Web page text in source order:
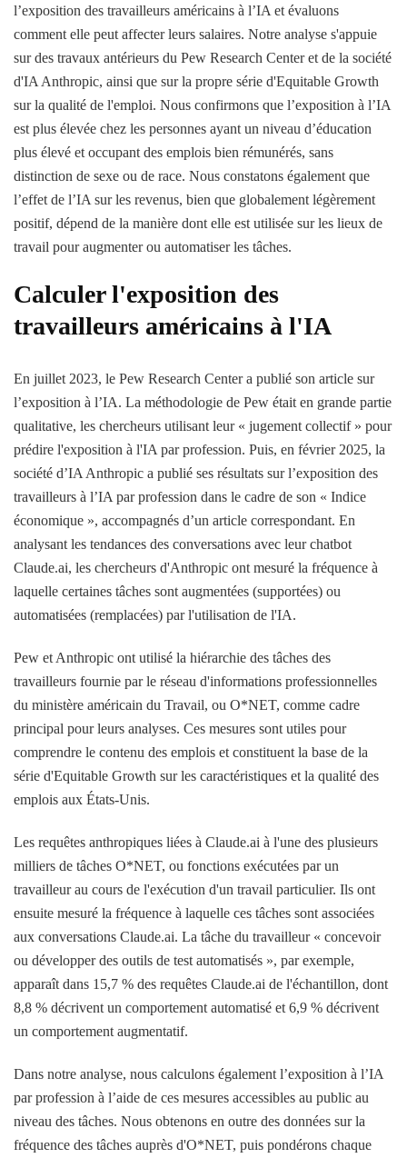
l’exposition des travailleurs américains à l’IA et évaluons
comment elle peut affecter leurs salaires. Notre analyse s'appuie
sur des travaux antérieurs du Pew Research Center et de la société
d'IA Anthropic, ainsi que sur la propre série d'Equitable Growth
sur la qualité de l'emploi. Nous confirmons que l’exposition à l’IA
est plus élevée chez les personnes ayant un niveau d’éducation
plus élevé et occupant des emplois bien rémunérés, sans
distinction de sexe ou de race. Nous constatons également que
l’effet de l’IA sur les revenus, bien que globalement légèrement
positif, dépend de la manière dont elle est utilisée sur les lieux de
travail pour augmenter ou automatiser les tâches.
Calculer l'exposition des
travailleurs américains à l'IA
En juillet 2023, le Pew Research Center a publié son article sur
l’exposition à l’IA. La méthodologie de Pew était en grande partie
qualitative, les chercheurs utilisant leur « jugement collectif » pour
prédire l'exposition à l'IA par profession. Puis, en février 2025, la
société d’IA Anthropic a publié ses résultats sur l’exposition des
travailleurs à l’IA par profession dans le cadre de son « Indice
économique », accompagnés d’un article correspondant. En
analysant les tendances des conversations avec leur chatbot
Claude.ai, les chercheurs d'Anthropic ont mesuré la fréquence à
laquelle certaines tâches sont augmentées (supportées) ou
automatisées (remplacées) par l'utilisation de l'IA.
Pew et Anthropic ont utilisé la hiérarchie des tâches des
travailleurs fournie par le réseau d'informations professionnelles
du ministère américain du Travail, ou O*NET, comme cadre
principal pour leurs analyses. Ces mesures sont utiles pour
comprendre le contenu des emplois et constituent la base de la
série d'Equitable Growth sur les caractéristiques et la qualité des
emplois aux États-Unis.
Les requêtes anthropiques liées à Claude.ai à l'une des plusieurs
milliers de tâches O*NET, ou fonctions exécutées par un
travailleur au cours de l'exécution d'un travail particulier. Ils ont
ensuite mesuré la fréquence à laquelle ces tâches sont associées
aux conversations Claude.ai. La tâche du travailleur « concevoir
ou développer des outils de test automatisés », par exemple,
apparaît dans 15,7 % des requêtes Claude.ai de l'échantillon, dont
8,8 % décrivent un comportement automatisé et 6,9 % décrivent
un comportement augmentatif.
Dans notre analyse, nous calculons également l’exposition à l’IA
par profession à l’aide de ces mesures accessibles au public au
niveau des tâches. Nous obtenons en outre des données sur la
fréquence des tâches auprès d'O*NET, puis pondérons chaque